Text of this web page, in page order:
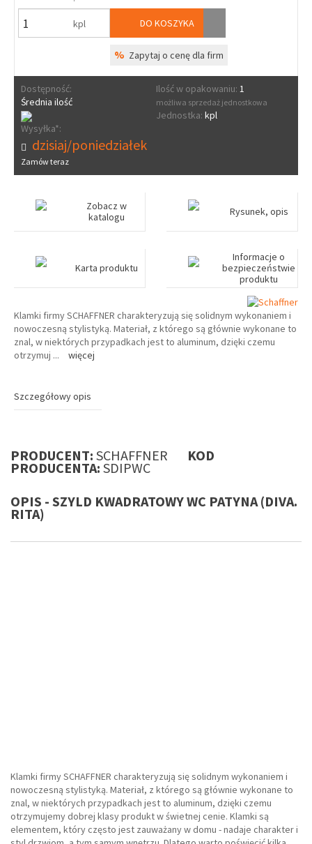
kpl DO KOSZYKA
% Zapytaj o cenę dla firm
Dostępność:
Średnia ilość
Ilość w opakowaniu: 1
możliwa sprzedaż jednostkowa
Jednostka: kpl
Wysyłka*:
dzisiaj/poniedziałek
Zamów teraz
Zobacz w
katalogu
Rysunek, opis
Karta produktu
Informacje o
bezpieczeństwie
produktu
Klamki firmy SCHAFFNER charakteryzują się solidnym wykonaniem i
nowoczesną stylistyką. Materiał, z którego są głównie wykonane to
znal, w niektórych przypadkach jest to aluminum, dzięki czemu
otrzymuj ... więcej
Szczegółowy opis
PRODUCENT: SCHAFFNER KOD
PRODUCENTA: SDIPWC
OPIS - SZYLD KWADRATOWY WC PATYNA (DIVA.
RITA)
Klamki firmy SCHAFFNER charakteryzują się solidnym wykonaniem i
nowoczesną stylistyką. Materiał, z którego są głównie wykonane to
znal, w niektórych przypadkach jest to aluminum, dzięki czemu
otrzymujemy dobrej klasy produkt w świetnej cenie. Klamki są
elementem, który często jest zauważany w domu - nadaje charakter i